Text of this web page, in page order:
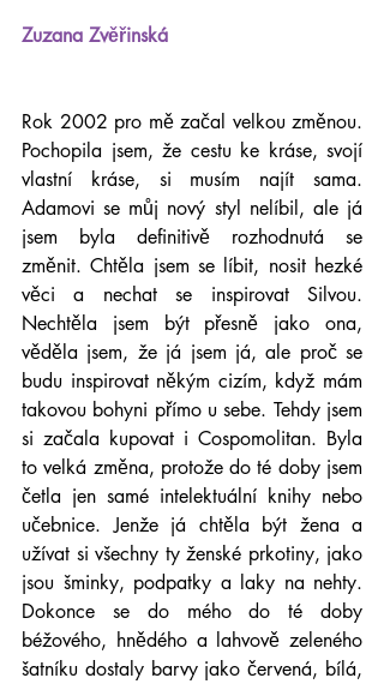
Zuzana Zvěřinská
Rok 2002 pro mě začal velkou změnou.
Pochopila jsem, že cestu ke kráse, svojí
vlastní kráse, si musím najít sama.
Adamovi se můj nový styl nelíbil, ale já
jsem byla definitivě rozhodnutá se
změnit. Chtěla jsem se líbit, nosit hezké
věci a nechat se inspirovat Silvou.
Nechtěla jsem být přesně jako ona,
věděla jsem, že já jsem já, ale proč se
budu inspirovat někým cizím, když mám
takovou bohyni přímo u sebe. Tehdy jsem
si začala kupovat i Cospomolitan. Byla
to velká změna, protože do té doby jsem
četla jen samé intelektuální knihy nebo
učebnice. Jenže já chtěla být žena a
užívat si všechny ty ženské prkotiny, jako
jsou šminky, podpatky a laky na nehty.
Dokonce se do mého do té doby
béžového, hnědého a lahvově zeleného
šatníku dostaly barvy jako červená, bílá,